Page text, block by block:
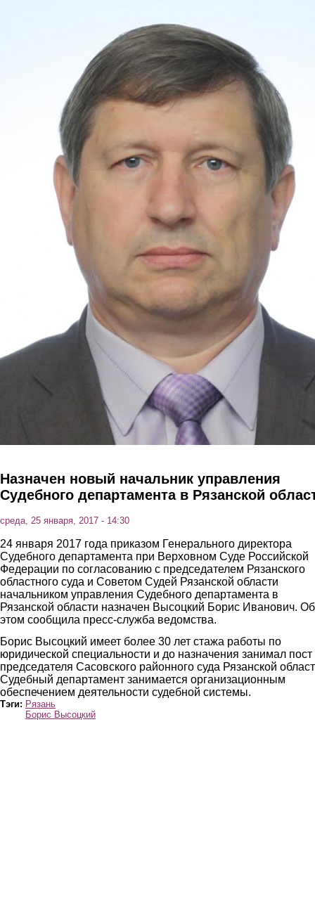
Назначен новый начальник управления
Судебного департамента в Рязанской
среда, 25 января, 2017 - 14:30
24 января 2017 года приказом Генерального директора
Судебного департамента при Верховном Суде Российской
Федерации по согласованию с председателем Рязанского
областного суда и Советом Судей Рязанской области
начальником управления Судебного департамента в
Рязанской области назначен Высоцкий Борис Иванович. Об
этом сообщила пресс-служба ведомства.
Борис Высоцкий имеет более 30 лет стажа работы по
юридической специальности и до назначения занимал пост
председателя Сасовского районного суда Рязанской
Судебный департамент занимается организационным
обеспечением деятельности судебной системы.
Тэги: Рязань
Борис Высоцкий